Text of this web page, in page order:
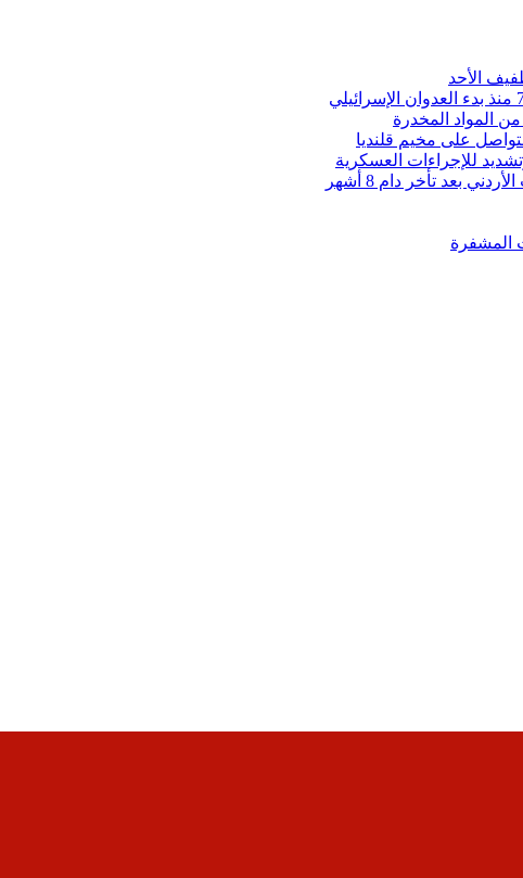
الأحد
المواد المخدرة
على مخيم قلنديا
للإجراءات العسكرية
بعد تأخر دام 8 أشهر
المشفرة